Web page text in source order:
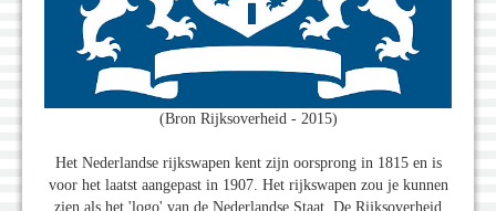
(Bron Rijksoverheid - 2015)
Het Nederlandse rijkswapen kent zijn oorsprong in 1815 en is
voor het laatst aangepast in 1907. Het rijkswapen zou je kunnen
zien als het 'logo' van de Nederlandse Staat. De Rijksoverheid